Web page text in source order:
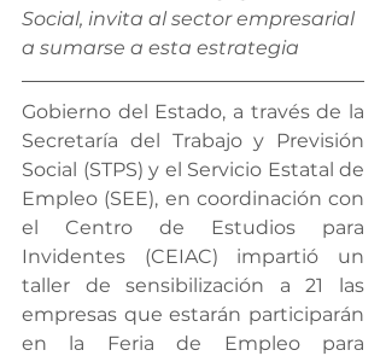
Social, invita al sector empresarial
a sumarse a esta estrategia
Gobierno del Estado, a través de la
Secretaría del Trabajo y Previsión
Social (STPS) y el Servicio Estatal de
Empleo (SEE), en coordinación con
el Centro de Estudios para
Invidentes (CEIAC) impartió un
taller de sensibilización a 21 las
empresas que estarán participarán
en la Feria de Empleo para